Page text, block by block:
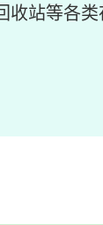
收站等各类